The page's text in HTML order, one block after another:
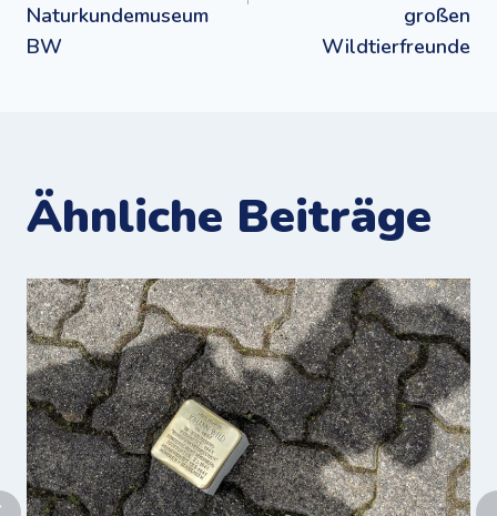
Naturkundemuseum
BW
großen
Wildtierfreunde
Ähnliche Beiträge